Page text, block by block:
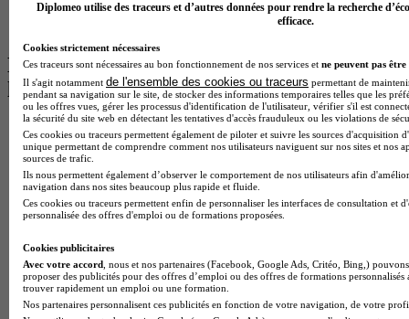
BTS Communication à Lyon
Les intitulés de diplôme par alternance
les plus recherchés
BTS Esf en alternance
BTS Dietetique en alternance
BTS Mco en alternance
BTS Pi en alternance
BTS Sp3s en alternance
Master CCA en alternance
BTS Sam en alternance
Cap Fleuriste en alternance
BTS Sio en alternance
MSc Marketing Digital en alternance
BTS Gpme en alternance
Diplomeo utilise des traceurs et d’autres données pour rendre la recherche
efficace.
Cookies strictement nécessaires
Ces traceurs sont nécessaires au bon fonctionnement de nos services et ne peuvent pas être
Il s'agit notamment de l'ensemble des cookies ou traceurs permettant de
pendant sa navigation sur le site, de stocker des informations temporaires telles que les
ou les offres vues, gérer les processus d'identification de l'utilisateur, vérifier s'il est
la sécurité du site web en détectant les tentatives d'accès frauduleux ou les violations de
Ces cookies ou traceurs permettent également de piloter et suivre les sources d'acquisition
unique permettant de comprendre comment nos utilisateurs naviguent sur nos sites et nos
sources de trafic.
Ils nous permettent également d’observer le comportement de nos utilisateurs afin
navigation dans nos sites beaucoup plus rapide et fluide.
Ces cookies ou traceurs permettent enfin de personnaliser les interfaces de consultation et
personnalisée des offres d'emploi ou de formations proposées.
Cookies publicitaires
Avec votre accord , nous et nos partenaires (Facebook, Google Ads, Critéo, Bing,)
proposer des publicités pour des offres d’emploi ou des offres de formations
trouver rapidement un emploi ou une formation.
Nos partenaires personnalisent ces publicités en fonction de votre navigation, de votre